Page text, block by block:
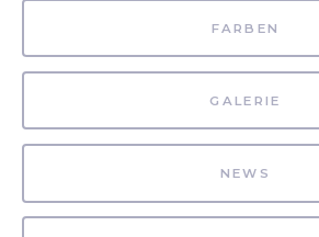
FARBEN
GALERIE
NEWS